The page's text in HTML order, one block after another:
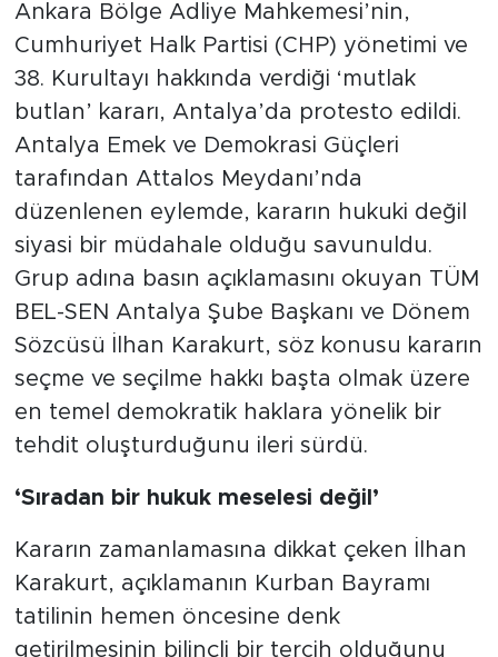
​Ankara Bölge Adliye Mahkemesi’nin,
Cumhuriyet Halk Partisi (CHP) yönetimi ve
38. Kurultayı hakkında verdiği ‘mutlak
butlan’ kararı, Antalya’da protesto edildi.
Antalya Emek ve Demokrasi Güçleri
tarafından Attalos Meydanı’nda
düzenlenen eylemde, kararın hukuki değil
siyasi bir müdahale olduğu savunuldu.
Grup adına basın açıklamasını okuyan TÜM
BEL-SEN Antalya Şube Başkanı ve Dönem
Sözcüsü İlhan Karakurt, söz konusu kararın
seçme ve seçilme hakkı başta olmak üzere
en temel demokratik haklara yönelik bir
tehdit oluşturduğunu ileri sürdü.
​‘Sıradan bir hukuk meselesi değil’
​Kararın zamanlamasına dikkat çeken İlhan
Karakurt, açıklamanın Kurban Bayramı
tatilinin hemen öncesine denk
getirilmesinin bilinçli bir tercih olduğunu